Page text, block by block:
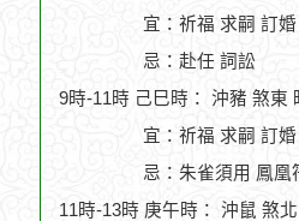
宜：祈福 求嗣 訂
忌：赴任 詞訟
9時-11時 己巳時： 沖豬 煞東
宜：祈福 求嗣 訂
忌：朱雀須用 鳳凰
11時-13時 庚午時： 沖鼠 煞